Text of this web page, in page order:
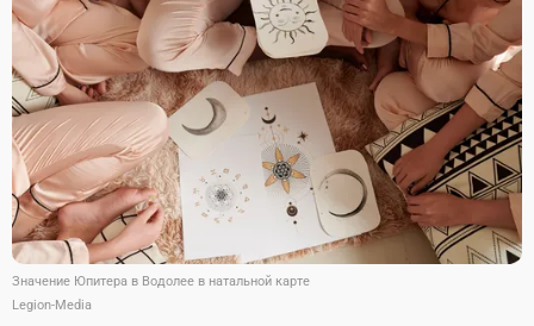
Значение Юпитера в Водолее в натальной карте
Legion-Media